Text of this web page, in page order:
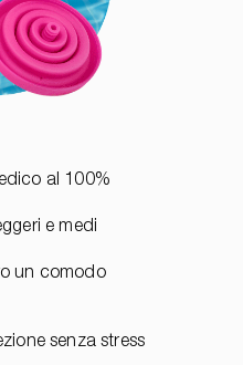
al 100%
e medi
un comodo
senza stress